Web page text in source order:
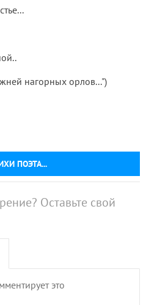
ПОЭТА...
нагорных орлов...")
Оставьте свой
это